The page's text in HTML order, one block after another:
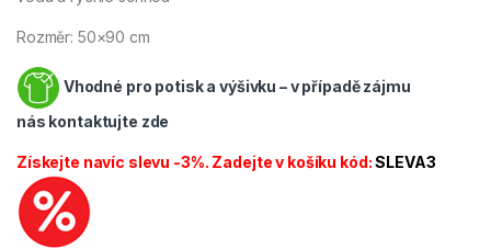
Rozměr: 50×90 cm
Vhodné pro potisk a výšivku – v případě zájmu
nás kontaktujte zde
Získejte navíc slevu -3%. Zadejte v košíku kód:SLEVA3